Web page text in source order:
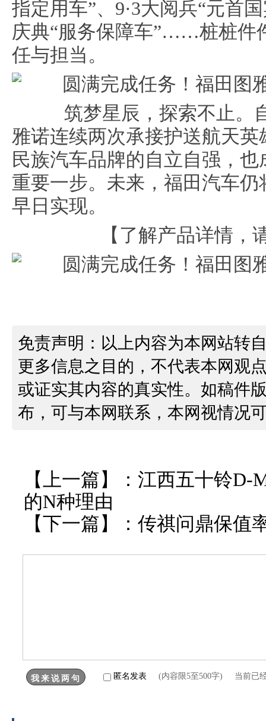
指定用车”、9·3大阅兵“元首
庆典“服务保障车”……桩桩件
任与担当。
筑梦星辰，探索不止。
雅诺连续两次承接护送航天
民族汽车品牌的自立自强，
重要一步。未来，福田汽车
早日实现。
【了解产品详情，
免责声明：以上内容为本网站转
更多信息之目的，不代表本网观
或证实其内容的真实性。如稿件
布，可与本网联系，本网视情况
【上一篇】： 江西五十铃D-
的N种理由
【下一篇】： 传祺问鼎保值
匿名发表 (内容限5至500字) 当前已